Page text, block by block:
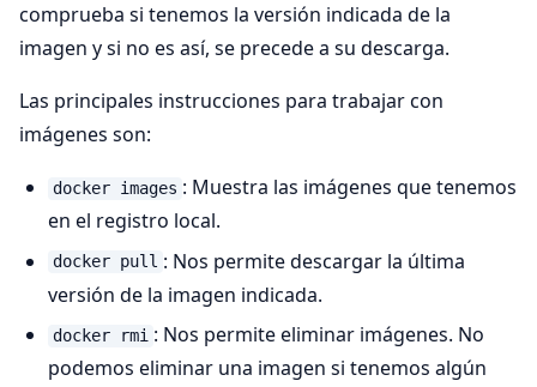
comprueba si tenemos la versión indicada de la
imagen y si no es así, se precede a su descarga.
Las principales instrucciones para trabajar con
imágenes son:
docker images : Muestra las imágenes que tenemos
en el registro local.
docker pull : Nos permite descargar la última
versión de la imagen indicada.
docker rmi : Nos permite eliminar imágenes. No
podemos eliminar una imagen si tenemos algún